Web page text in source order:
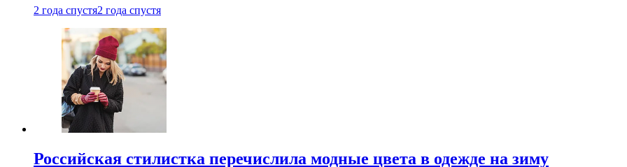
2 года спустя2 года спустя
Российская стилистка перечислила модные цвета в одежде на зиму